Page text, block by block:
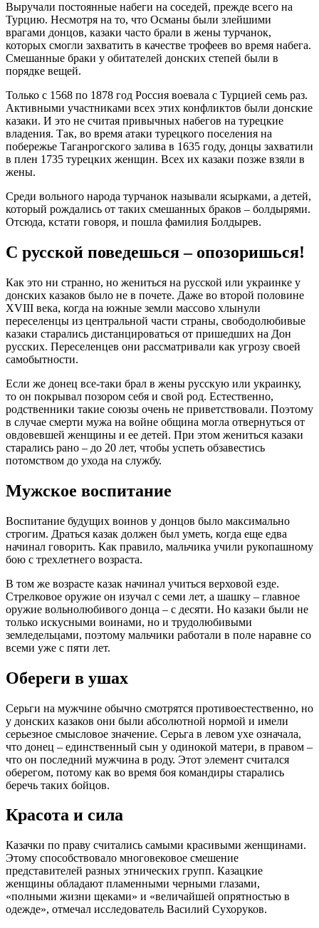
Выручали постоянные набеги на соседей, прежде всего на
Турцию. Несмотря на то, что Османы были злейшими
врагами донцов, казаки часто брали в жены турчанок,
которых смогли захватить в качестве трофеев во время набега.
Смешанные браки у обитателей донских степей были в
порядке вещей.
Только с 1568 по 1878 год Россия воевала с Турцией семь раз.
Активными участниками всех этих конфликтов были донские
казаки. И это не считая привычных набегов на турецкие
владения. Так, во время атаки турецкого поселения на
побережье Таганрогского залива в 1635 году, донцы захватили
в плен 1735 турецких женщин. Всех их казаки позже взяли в
жены.
Среди вольного народа турчанок называли ясырками, а детей,
который рождались от таких смешанных браков – болдырями.
Отсюда, кстати говоря, и пошла фамилия Болдырев.
С русской поведешься – опозоришься!
Как это ни странно, но жениться на русской или украинке у
донских казаков было не в почете. Даже во второй половине
XVIII века, когда на южные земли массово хлынули
переселенцы из центральной части страны, свободолюбивые
казаки старались дистанцироваться от пришедших на Дон
русских. Переселенцев они рассматривали как угрозу своей
самобытности.
Если же донец все-таки брал в жены русскую или украинку,
то он покрывал позором себя и свой род. Естественно,
родственники такие союзы очень не приветствовали. Поэтому
в случае смерти мужа на войне община могла отвернуться от
овдовевшей женщины и ее детей. При этом жениться казаки
старались рано – до 20 лет, чтобы успеть обзавестись
потомством до ухода на службу.
Мужское воспитание
Воспитание будущих воинов у донцов было максимально
строгим. Драться казак должен был уметь, когда еще едва
начинал говорить. Как правило, мальчика учили рукопашному
бою с трехлетнего возраста.
В том же возрасте казак начинал учиться верховой езде.
Стрелковое оружие он изучал с семи лет, а шашку – главное
оружие вольнолюбивого донца – с десяти. Но казаки были не
только искусными воинами, но и трудолюбивыми
земледельцами, поэтому мальчики работали в поле наравне со
всеми уже с пяти лет.
Обереги в ушах
Серьги на мужчине обычно смотрятся противоестественно, но
у донских казаков они были абсолютной нормой и имели
серьезное смысловое значение. Серьга в левом ухе означала,
что донец – единственный сын у одинокой матери, в правом –
что он последний мужчина в роду. Этот элемент считался
оберегом, потому как во время боя командиры старались
беречь таких бойцов.
Красота и сила
Казачки по праву считались самыми красивыми женщинами.
Этому способствовало многовековое смешение
представителей разных этнических групп. Казацкие
женщины обладают пламенными черными глазами,
«полными жизни щеками» и «величайшей опрятностью в
одежде», отмечал исследователь Василий Сухоруков.